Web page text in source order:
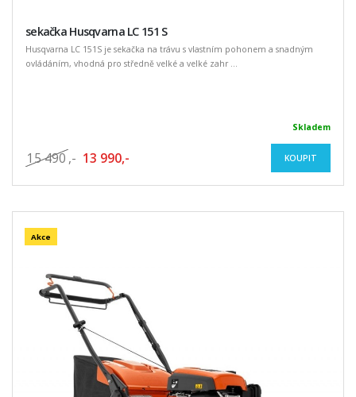
sekačka Husqvarna LC 151 S
Husqvarna LC 151S je sekačka na trávu s vlastním pohonem a snadným
ovládáním, vhodná pro středně velké a velké zahr ...
Skladem
15 490 ,- 13 990,- KOUPIT
Akce